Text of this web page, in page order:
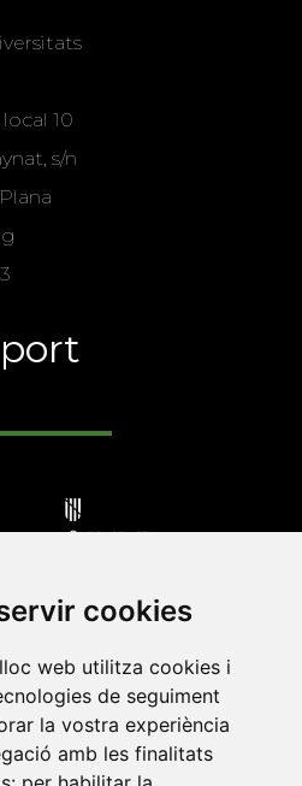
cookies
web utilitza cookies i
de seguiment
la vostra experiència
amb les finalitats
10
s/n
• Universitat d'Alacant
•Universitat Autònoma de